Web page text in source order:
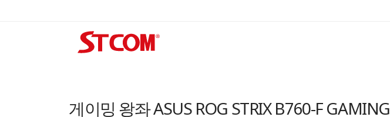
게이밍 왕좌 ASUS ROG STRIX B760-F